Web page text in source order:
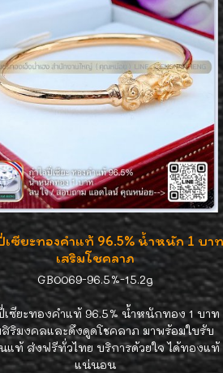
เซียะทองคำแท้ 96.5% น้ำหนัก 1 บาท
เสริมโชคลาภ
GB0069-96.5%-15.2g
เซียะทองคำแท้ 96.5% น้ำหนักทอง 1 บาท
สิริมงคลและดึงดูดโชคลาภ มาพร้อมใบรับ
แท้ ส่งฟรีทั่วไทย บริการด้วยใจ ได้ทองแท้
แน่นอน